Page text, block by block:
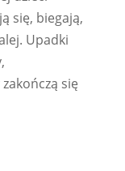
się, biegają,
Upadki
się